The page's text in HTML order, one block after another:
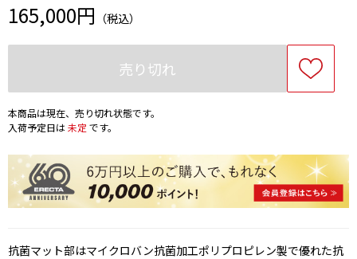
165,000円 （税込）
売り切れ
本商品は現在、売り切れ状態です。
入荷予定日は未定 です。
抗菌マット部はマイクロバン抗菌加工ポリプロピレン製で優れた抗